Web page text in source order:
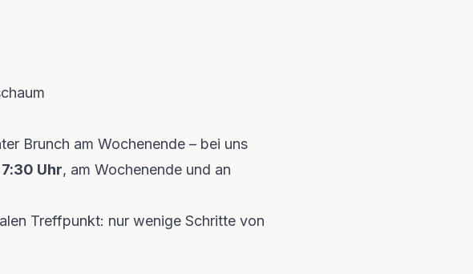
Brunch am Wochenende – bei uns
7:30 Uhr, am Wochenende und an
Treffpunkt: nur wenige Schritte von